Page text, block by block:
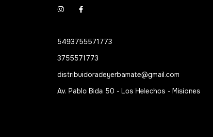
5493755571773
3755571773
distribuidoradeyerbamate@gmail.com
Av. Pablo Bida 50 - Los Helechos - Misiones